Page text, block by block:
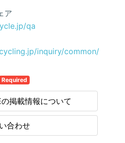
ア
qa
inquiry/common/
Required
掲載情報について
合わせ